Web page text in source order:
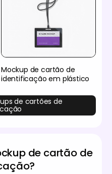
Mockup de cartão de
identificação em plástico
de cartões de
de cartão de